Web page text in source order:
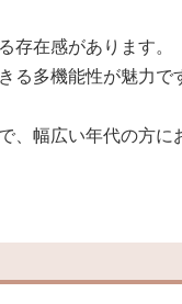
在感があります。
多機能性が魅力で
、幅広い年代の方に